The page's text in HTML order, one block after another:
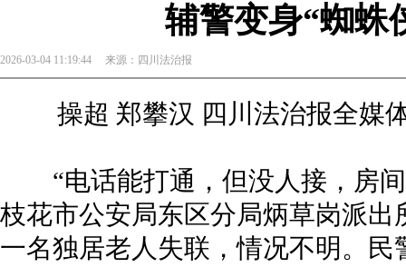
辅警变身“蜘蛛
2026-03-04 11:19:44 来源： 四川法治报
操超 郑攀汉 四川法治报全媒
“电话能打通，但没人接，房
枝花市公安局东区分局炳草岗派
一名独居老人失联，情况不明。